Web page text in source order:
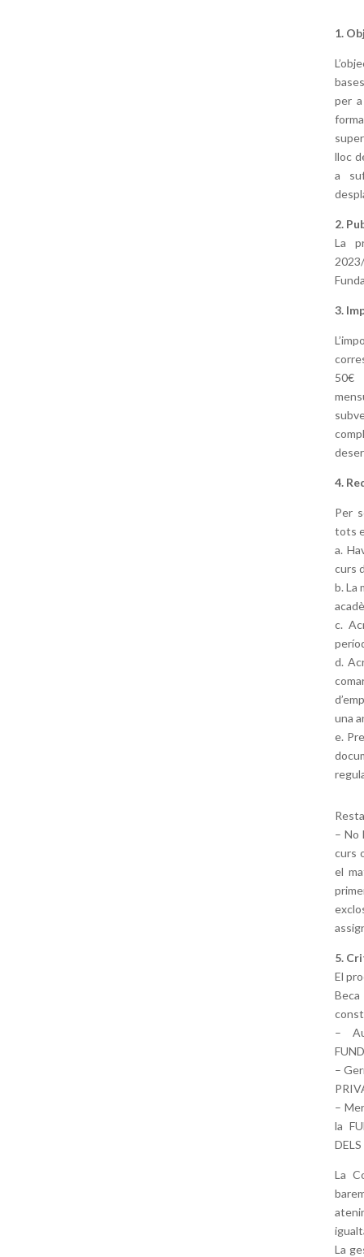
1.
per
lloc
a
2.
La
3.
50€
4.
Per
tots
a.
curs
b. La
c.
d.
una
e.
– No
curs
el
5.
El
–
–
–
la
La
La